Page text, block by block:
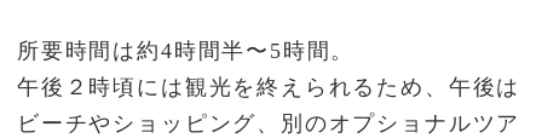
所要時間は約4時間半〜5時間。
午後２時頃には観光を終えられるため、午後は
ビーチやショッピング、別のオプショナルツア